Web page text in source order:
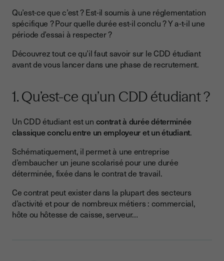
6. Quelles sont les obligations des employeurs d’étudiants en
CDD ?
Âge d’embauche requis
Salaire minimum
7. L’employeur peut-il rompre un CDD étudiant ?
8. Les étudiants peuvent-ils rompre leur contrat à durée
déterminée ?
9. L’indemnité de précarité est-elle due aux étudiants en
CDD ?
10. Le CDD étudiant fonctionne-t-il avec une période
Fonctionnement du CDD pour les étudiants, ce qu’il faut
retenir
Qu’est-ce que c’est ? Est-il soumis à une réglementation
spécifique ? Pour quelle durée est-il conclu ? Y a-t-il une
période d’essai à respecter ?
Découvrez tout ce qu’il faut savoir sur le CDD étudiant
avant de vous lancer dans une phase de recrutement.
1. Qu’est-ce qu’un CDD étudiant ?
Un CDD étudiant est un contrat à durée déterminée
classique conclu entre un employeur et un étudiant.
Schématiquement, il permet à une entreprise
d’embaucher un jeune scolarisé pour une durée
déterminée, fixée dans le contrat de travail.
Ce contrat peut exister dans la plupart des secteurs
d’activité et pour de nombreux métiers : commercial,
hôte ou hôtesse de caisse, serveur…